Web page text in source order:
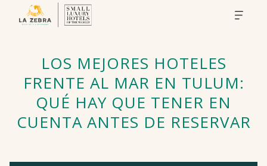
LOS MEJORES HOTELES
FRENTE AL MAR EN TULUM:
QUÉ HAY QUE TENER EN
CUENTA ANTES DE RESERVAR